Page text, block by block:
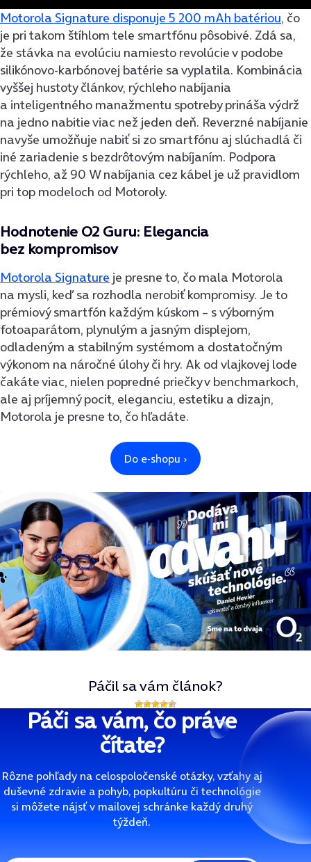
Motorola Signature disponuje 5 200 mAh batériou, čo
je pri takom štíhlom tele smartfónu pôsobivé. Zdá sa,
že stávka na evolúciu namiesto revolúcie v podobe
silikónovo-karbónovej batérie sa vyplatila. Kombinácia
vyššej hustoty článkov, rýchleho nabíjania
a inteligentného manažmentu spotreby prináša výdrž
na jedno nabitie viac než jeden deň. Reverzné nabíjanie
navyše umožňuje nabiť si zo smartfónu aj slúchadlá či
iné zariadenie s bezdrôtovým nabíjaním. Podpora
rýchleho, až 90 W nabíjania cez kábel je už pravidlom
pri top modeloch od Motoroly.
Hodnotenie O2 Guru: Elegancia
bez kompromisov
Motorola Signature je presne to, čo mala Motorola
na mysli, keď sa rozhodla nerobiť kompromisy. Je to
prémiový smartfón každým kúskom – s výborným
fotoaparátom, plynulým a jasným displejom,
odladeným a stabilným systémom a dostatočným
výkonom na náročné úlohy či hry. Ak od vlajkovej lode
čakáte viac, nielen popredné priečky v benchmarkoch,
ale aj príjemný pocit, eleganciu, estetiku a dizajn,
Motorola je presne to, čo hľadáte.
Páčil sa vám článok?
Páči sa vám, čo práve
čítate?
Rôzne pohľady na celospoločenské otázky, vzťahy aj
duševné zdravie a pohyb, popkultúru či technológie
si môžete nájsť v mailovej schránke každý druhý
týždeň.